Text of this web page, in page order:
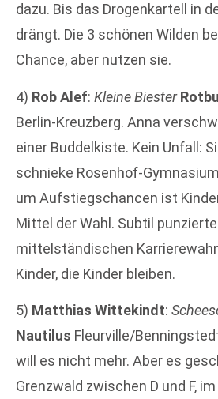
dazu. Bis das Drogenkartell in
drängt. Die 3 schönen Wilden
Chance, aber nutzen sie.
4) Rob Alef: Kleine Biester
Berlin-Kreuzberg. Anna
einer Buddelkiste. Kein Unfall:
schnieke Rosenhof-
um Aufstiegschancen ist
Mittel der Wahl. Subtil
mittelständischen
Kinder, die Kinder bleiben.
5) Matthias Wittekindt:
Nautilus Fleurville/
will es nicht mehr. Aber es
Grenzwald zwischen D und F,